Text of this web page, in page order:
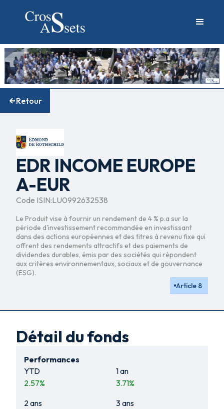
Retour
EDR INCOME EUROPE
A-EUR
Code ISIN:LU0992632538
Le Produit vise à fournir un rendement de 4 % p.a sur la
période d'investissement recommandée en investissant
dans des actions européennes et des titres à revenu fixe qui
offrent des rendements attractifs et des paiements de
dividendes durables, émis par des sociétés qui répondent
aux critères environnementaux, sociaux et de gouvernance
(ESG).
Article 8
Détail du fonds
Performances
YTD
2.57%
1 an
3.71%
2 ans
3 ans